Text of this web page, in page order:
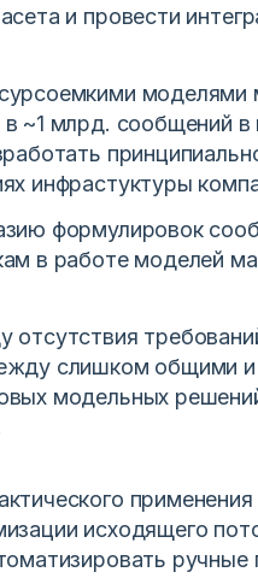
и провести
моделями
~1 млрд. сообщений в
инфрастуктуры
формулировок
в работе моделей
отсутствия
слишком общими
модельных
исходящего
ручные